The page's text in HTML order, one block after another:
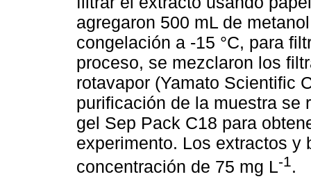
agregaron 500 mL de
congelación a -15 °C, para
proceso, se mezclaron los
rotavapor (Yamato Scientific
purificación de la muestra se
gel Sep Pack C18 para
experimento. Los extractos y
concentración de 75 mg L-1.